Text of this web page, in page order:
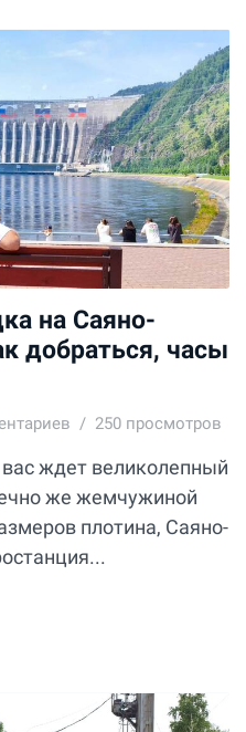
на Саяно-
добраться, часы
250 просмотров
ждет великолепный
же жемчужиной
плотина, Саяно-